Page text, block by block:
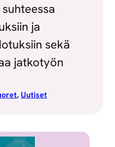
ja
sekä
jatkotyön
, Uutiset